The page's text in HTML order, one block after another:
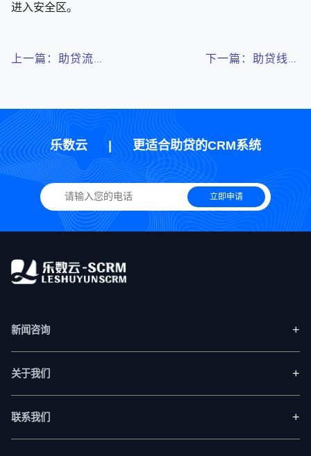
进入安全区。
上一篇：助贷流量
耕转化提升盈利
下一篇：助贷线索
高效不流失
乐数云 | 更适合助贷的CRM系统
立即申请
新闻咨询 +
关于我们 +
联系我们 +